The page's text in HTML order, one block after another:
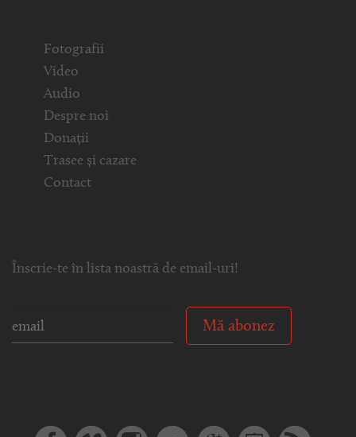
Fotografii
Video
Audio
Despre noi
Donații
Trasee și cazare
Contact
Înscrie-te în lista noastră de email-uri!
Mă abonez